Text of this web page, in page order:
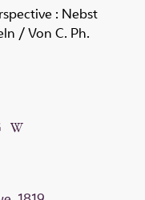
: Nebst
/ Von C. Ph.